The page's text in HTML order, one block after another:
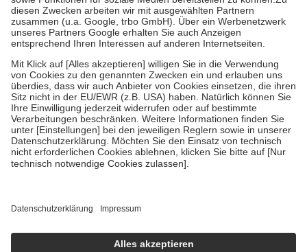
Zuzahlung zehn Prozent der Kosten sowie zehn Euro je
Verordnung.
Um das Engagement der Versicherten für ihre eigene Gesundheit zu
stärken und die besondere Stellung der Familie zu unterstützen,
fallenkeine Zuzahlungenan bei:
• Kindern und Jugendlichen bis zum vollendeten 18. Lebensjahr
mit Ausnahme der Fahrkosten
• Untersuchungen zur Vorsorge und Früherkennung, die von der
GKV getragen werden
• empfohlenen Schutzimpfungen
• Harn- und Blutteststreifen
getroffen, um sicherzustellen, dass es sich um echte Bewertungen
https://help.etrusted.com/hc/de/articles/4419944605341